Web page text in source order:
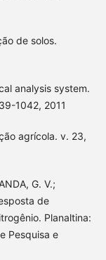
de solos.
analysis system.
1042, 2011
agrícola. v. 23,
G. V.;
de
Planaltina:
Pesquisa e